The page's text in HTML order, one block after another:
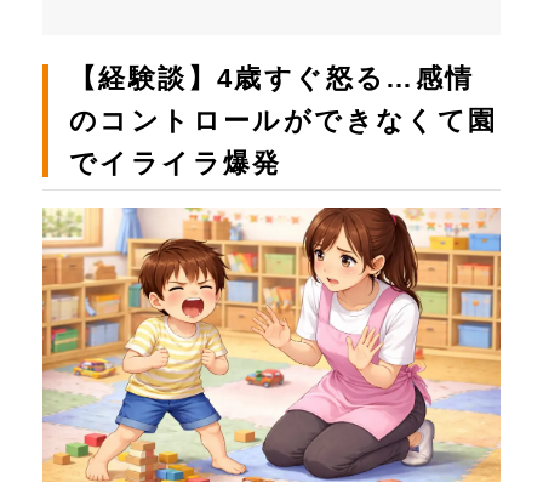
【経験談】4歳すぐ怒る…感情
のコントロールができなくて園
でイライラ爆発